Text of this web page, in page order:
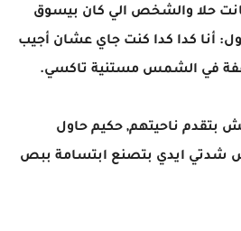
حلا والشخص الي كان بيسوق
أنا كدا كدا كنت جاي عشان أجيب
في الشمس مستنية تاكسي.
بتقدم ناحيتهم, حكيم حاول
شدتي ايدي بتصنع ابتسامة ببص